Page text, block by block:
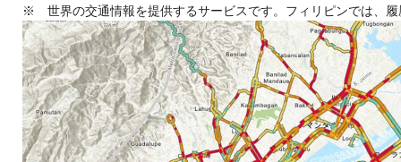
※ 世界の交通情報を提供するサービスです。フィリピンでは、履